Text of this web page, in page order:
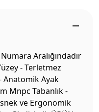
Aralığındadır
- Terletmez
Anatomik Ayak
Mnpc Tabanlık -
ve Ergonomik